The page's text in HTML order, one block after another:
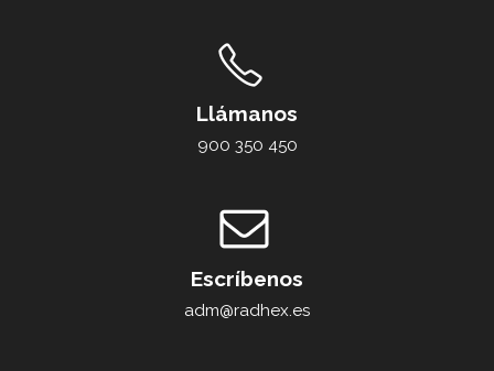
Llámanos
900 350 450
Escríbenos
adm@radhex.es